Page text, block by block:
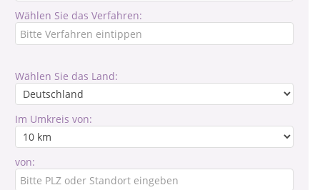
Wählen Sie das Verfahren:
Wählen Sie das Land:
Im Umkreis von:
von: